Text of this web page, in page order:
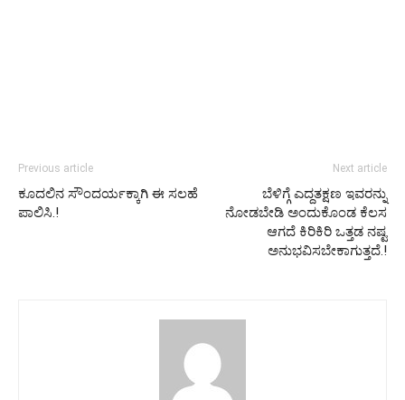
Previous article
ಕೂದಲಿನ ಸೌಂದರ್ಯಕ್ಕಾಗಿ ಈ ಸಲಹೆ
ಪಾಲಿಸಿ.!
Next article
ಬೆಳಿಗ್ಗೆ ಎದ್ದತಕ್ಷಣ ಇವರನ್ನು
ನೋಡಬೇಡಿ ಅಂದುಕೊಂಡ ಕೆಲಸ
ಆಗದೆ ಕಿರಿಕಿರಿ ಒತ್ತಡ ನಷ್ಟ
ಅನುಭವಿಸಬೇಕಾಗುತ್ತದೆ.!